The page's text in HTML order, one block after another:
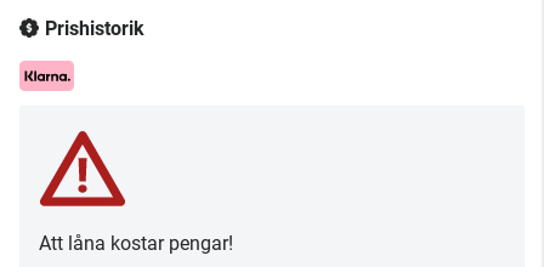
Prishistorik
Att låna kostar pengar!